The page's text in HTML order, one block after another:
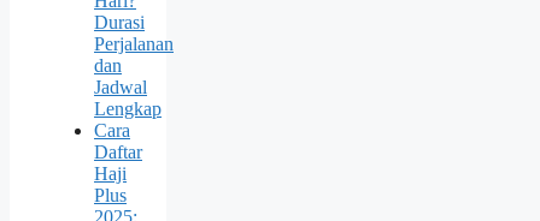
Durasi
Perjalanan
dan
Jadwal
Lengkap
Cara
Daftar
Haji
Plus